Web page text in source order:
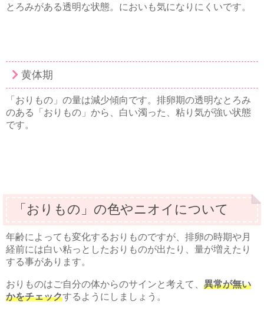
とろみがある透明な状態。においも気になりにくいです。
黄体期
「おりもの」の量は減少傾向です。排卵期の透明なとろみ
のある「おりもの」から、白い濁った、粘り気が強い状態
です。
「おりもの」の色やニオイについて
年齢によっても変化するおりものですが、排卵の時期や月
経前には白い粘っとしたおりものが出たり、量が増えたり
する事があります。
おりものはご自分の体からのサインと考えて、 異常が無い
かをチェックするようにしましょう。